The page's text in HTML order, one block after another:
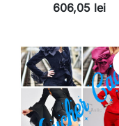
606,05 lei